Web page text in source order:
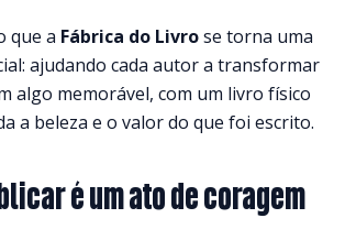
que a Fábrica do Livrose torna uma
ajudando cada autor a transformar
algo memorável, com um livro físico
a beleza e o valor do que foi escrito.
é um ato de coragem